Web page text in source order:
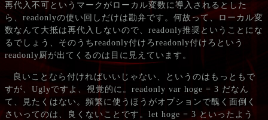
再代入不可というマークがローカル変数に導入されるとした
ら、readonlyの使い回しだけは勘弁です。何故って、ローカル変
数なんて大抵は再代入しないので、readonly推奨ということにな
るでしょう、そのうちreadonly付けろreadonly付けろという
readonly厨が出てくるのは目に見えています。
良いことなら付ければいいじゃない、というのはもっともで
すが、Uglyですよ、視覚的に。readonly var hoge = 3 だなん
て、見たくはない。頻繁に使うほうがオプションで醜く面倒く
さいってのは、良くないことです。let hoge = 3 といったよう